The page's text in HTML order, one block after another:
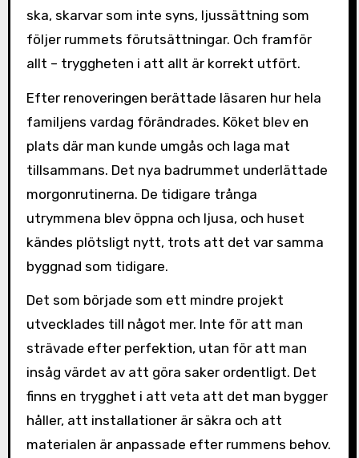
ska, skarvar som inte syns, ljussättning som
följer rummets förutsättningar. Och framför
allt – tryggheten i att allt är korrekt utfört.
Efter renoveringen berättade läsaren hur hela
familjens vardag förändrades. Köket blev en
plats där man kunde umgås och laga mat
tillsammans. Det nya badrummet underlättade
morgonrutinerna. De tidigare trånga
utrymmena blev öppna och ljusa, och huset
kändes plötsligt nytt, trots att det var samma
byggnad som tidigare.
Det som började som ett mindre projekt
utvecklades till något mer. Inte för att man
strävade efter perfektion, utan för att man
insåg värdet av att göra saker ordentligt. Det
finns en trygghet i att veta att det man bygger
håller, att installationer är säkra och att
materialen är anpassade efter rummens behov.